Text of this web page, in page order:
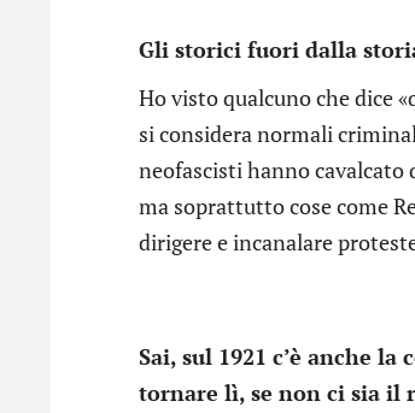
Gli storici fuori dalla
Ho visto qualcuno che dice
si considera normali
neofascisti hanno cavalcato
ma soprattutto cose come
dirigere e incanalare
Sai, sul 1921 c’è anche
tornare lì, se non ci sia il